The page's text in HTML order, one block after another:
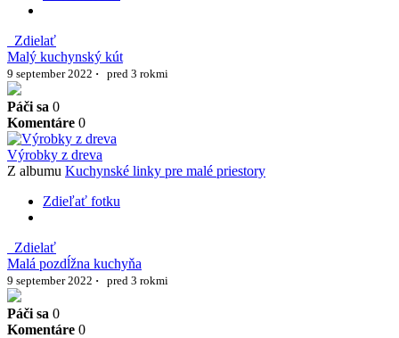
Zdielať
Malý kuchynský kút
9 september 2022 · pred 3 rokmi
Páči sa 0
Komentáre 0
Výrobky z dreva
Z albumu Kuchynské linky pre malé priestory
Zdieľať fotku
Zdielať
Malá pozdĺžna kuchyňa
9 september 2022 · pred 3 rokmi
Páči sa 0
Komentáre 0